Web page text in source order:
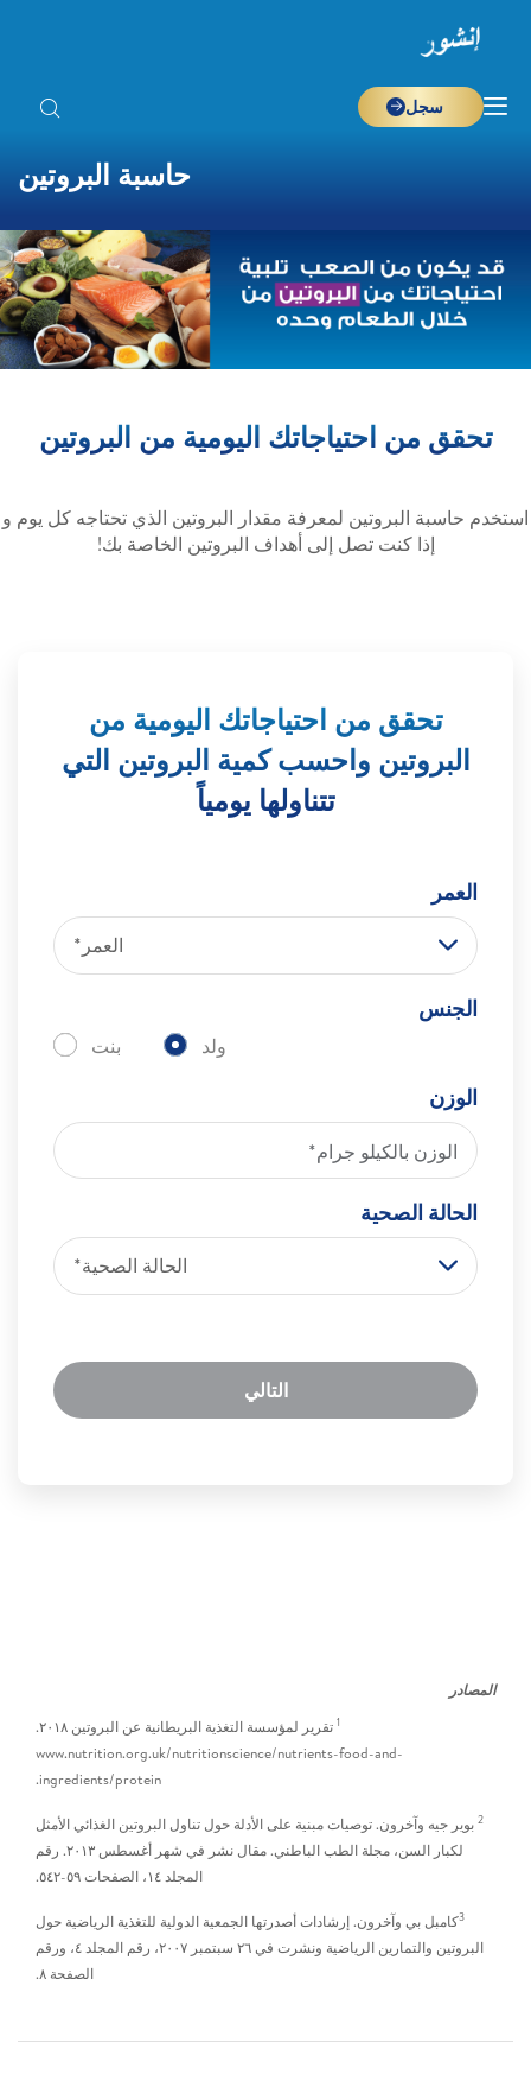
سجل
حاسبة البروتين
تحقق من احتياجاتك اليومية من البروتين
استخدم حاسبة البروتين لمعرفة مقدار البروتين الذي تحتاجه كل يوم و
إذا كنت تصل إلى أهداف البروتين الخاصة بك!
تحقق من احتياجاتك اليومية من
البروتين واحسب كمية البروتين التي
تتناولها يومياً
العمر
العمر*
الجنس
ولد بنت
الوزن
الحالة الصحية
الحالة الصحية*
التالي
المصادر
1
تقرير لمؤسسة التغذية البريطانية عن البروتين ٢٠١٨.
www.nutrition.org.uk/nutritionscience/nutrients-food-and-
ingredients/protein.
2 بوير جيه وآخرون. توصيات مبنية على الأدلة حول تناول البروتين الغذائي الأمثل
لكبار السن، مجلة الطب الباطني. مقال نشر في شهر أغسطس ٢٠١٣. رقم
المجلد ١٤، الصفحات ٥٩-٥٤٢.
3كامبل بي وآخرون. إرشادات أصدرتها الجمعية الدولية للتغذية الرياضية حول
البروتين والتمارين الرياضية ونشرت في ٢٦ سبتمبر ٢٠٠٧، رقم المجلد ٤، ورقم
الصفحة ٨.